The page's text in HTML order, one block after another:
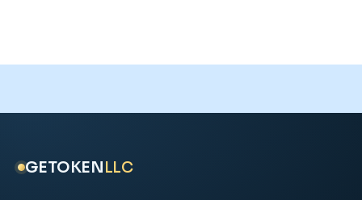
GETOKENLLC